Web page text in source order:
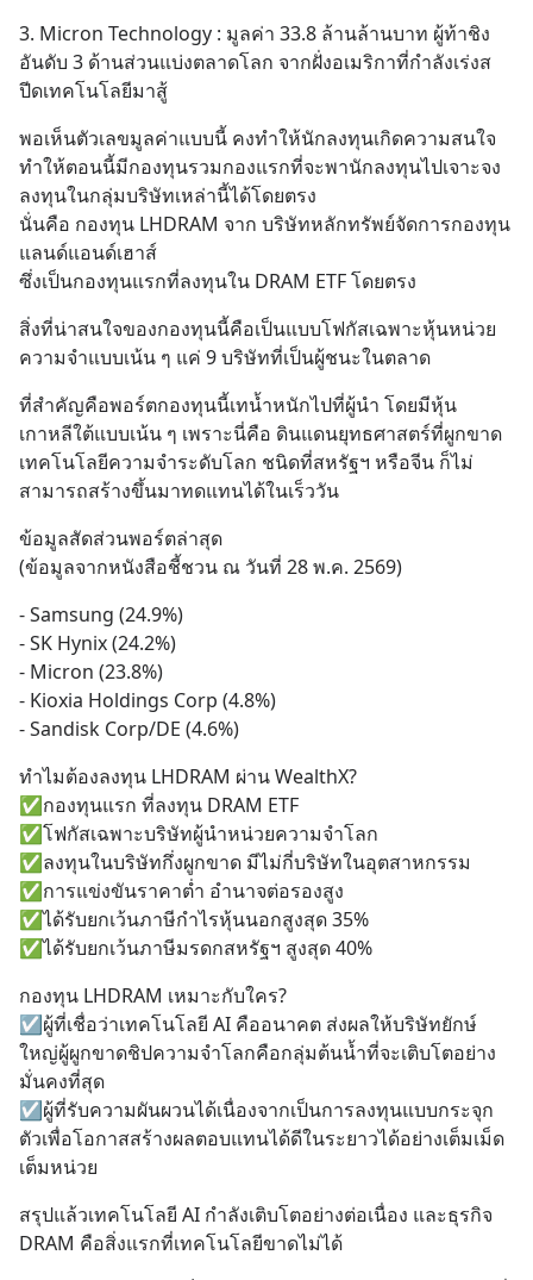
3. Micron Technology : มูลค่า 33.8 ล้านล้านบาท ผู้ท้าชิง
อันดับ 3 ด้านส่วนแบ่งตลาดโลก จากฝั่งอเมริกาที่กำลังเร่งส
ปีดเทคโนโลยีมาสู้
พอเห็นตัวเลขมูลค่าแบบนี้ คงทำให้นักลงทุนเกิดความสนใจ
ทำให้ตอนนี้มีกองทุนรวมกองแรกที่จะพานักลงทุนไปเจาะจง
ลงทุนในกลุ่มบริษัทเหล่านี้ได้โดยตรง
นั่นคือ กองทุน LHDRAM จาก บริษัทหลักทรัพย์จัดการกองทุน
แลนด์แอนด์เฮาส์
ซึ่งเป็นกองทุนแรกที่ลงทุนใน DRAM ETF โดยตรง
สิ่งที่น่าสนใจของกองทุนนี้คือเป็นแบบโฟกัสเฉพาะหุ้นหน่วย
ความจำแบบเน้น ๆ แค่ 9 บริษัทที่เป็นผู้ชนะในตลาด
ที่สำคัญคือพอร์ตกองทุนนี้เทน้ำหนักไปที่ผู้นำ โดยมีหุ้น
เกาหลีใต้แบบเน้น ๆ เพราะนี่คือ ดินแดนยุทธศาสตร์ที่ผูกขาด
เทคโนโลยีความจำระดับโลก ชนิดที่สหรัฐฯ หรือจีน ก็ไม่
สามารถสร้างขึ้นมาทดแทนได้ในเร็ววัน
ข้อมูลสัดส่วนพอร์ตล่าสุด
(ข้อมูลจากหนังสือชี้ชวน ณ วันที่ 28 พ.ค. 2569)
- Samsung (24.9%)
- SK Hynix (24.2%)
- Micron (23.8%)
- Kioxia Holdings Corp (4.8%)
- Sandisk Corp/DE (4.6%)
ทำไมต้องลงทุน LHDRAM ผ่าน WealthX?
✅กองทุนแรก ที่ลงทุน DRAM ETF
✅โฟกัสเฉพาะบริษัทผู้นำหน่วยความจำโลก
✅ลงทุนในบริษัทกึ่งผูกขาด มีไม่กี่บริษัทในอุตสาหกรรม
✅การแข่งขันราคาต่ำ อำนาจต่อรองสูง
✅ได้รับยกเว้นภาษีกำไรหุ้นนอกสูงสุด 35%
✅ได้รับยกเว้นภาษีมรดกสหรัฐฯ สูงสุด 40%
กองทุน LHDRAM เหมาะกับใคร?
☑️ผู้ที่เชื่อว่าเทคโนโลยี AI คืออนาคต ส่งผลให้บริษัทยักษ์
ใหญ่ผู้ผูกขาดชิปความจำโลกคือกลุ่มต้นน้ำที่จะเติบโตอย่าง
มั่นคงที่สุด
☑️ผู้ที่รับความผันผวนได้เนื่องจากเป็นการลงทุนแบบกระจุก
ตัวเพื่อโอกาสสร้างผลตอบแทนได้ดีในระยาวได้อย่างเต็มเม็ด
เต็มหน่วย
สรุปแล้วเทคโนโลยี AI กำลังเติบโตอย่างต่อเนื่อง และธุรกิจ
DRAM คือสิ่งแรกที่เทคโนโลยีขาดไม่ได้